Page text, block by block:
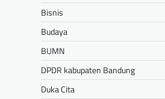
Bisnis
Budaya
BUMN
DPDR kabupaten Bandung
Duka Cita